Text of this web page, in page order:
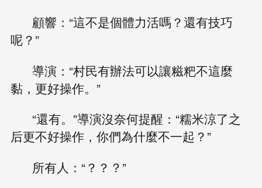
顧響：“這不是個體力活嗎？還有技巧
呢？”
導演：“村民有辦法可以讓糍粑不這麼
黏，更好操作。”
“還有。”導演沒奈何提醒：“糯米涼了之
后更不好操作，你們為什麼不一起？”
所有人：“？？？”